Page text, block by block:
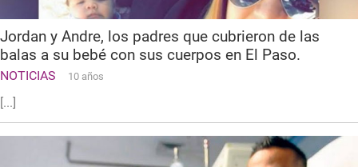
Jordan y Andre, los padres que cubrieron de las
balas a su bebé con sus cuerpos en El Paso.
NOTICIAS 10 años
[...]